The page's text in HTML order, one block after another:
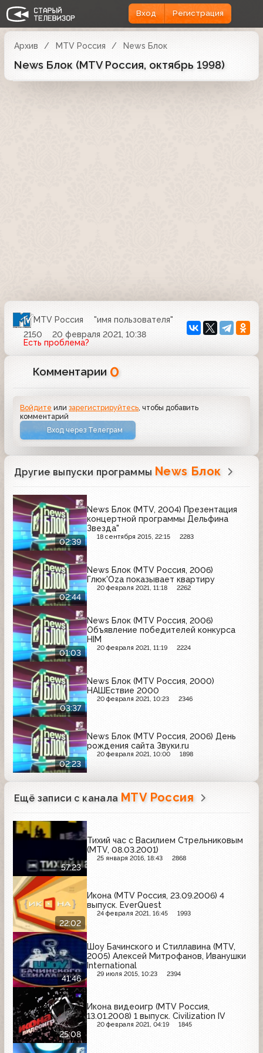
Вход Регистрация
Архив MTV Россия News Блок
News Блок (MTV Россия, октябрь 1998)
MTV Россия
"имя пользователя"
2150
20 февраля 2021, 10:38
Есть проблема?
Комментарии 0
Войдите илизарегистрируйтесь , чтобы добавить
комментарий
Вход через Телеграм
Другие выпуски программы News Блок
02:39
News Блок (MTV, 2004) Презентация
концертной программы Дельфина
Звезда"
18 сентября 2015, 22:15 2283
02:44
News Блок (MTV Россия, 2006)
Глюк'Oza показывает квартиру
20 февраля 2021, 11:18 2262
01:03
News Блок (MTV Россия, 2006)
Объявление победителей конкурса
HIM
20 февраля 2021, 11:19 2224
03:37
News Блок (MTV Россия, 2000)
НАШЕствие 2000
20 февраля 2021, 10:23 2346
02:23
News Блок (MTV Россия, 2006) День
рождения сайта Звуки.ru
20 февраля 2021, 10:00 1898
Ещё записи с канала MTV Россия
57:23
Тихий час с Василием Стрельниковым
(MTV, 08.03.2001)
25 января 2016, 18:43 2868
22:02
Икона (MTV Россия, 23.09.2006) 4
выпуск. EverQuest
24 февраля 2021, 16:45 1993
41:46
Шоу Бачинского и Стиллавина (MTV,
2005) Алексей Митрофанов, Иванушки
International
29 июля 2015, 10:23 2394
25:08
Икона видеоигр (MTV Россия,
13.01.2008) 1 выпуск. Civilization IV
20 февраля 2021, 04:19 1845